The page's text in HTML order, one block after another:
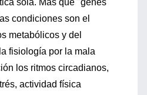
sola. Más que "genes
condiciones son el
metabólicos y del
fisiología por la mala
los ritmos circadianos,
actividad física